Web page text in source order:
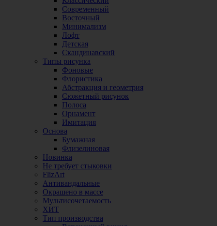
Современный
Восточный
Минимализм
Лофт
Детская
Скандинавский
Типы рисунка
Фоновые
Флористика
Абстракция и геометрия
Сюжетный рисунок
Полоса
Орнамент
Имитация
Основа
Бумажная
Флизелиновая
Новинка
Не требует стыковки
FlizArt
Антивандальные
Окрашено в массе
Мультисочетаемость
ХИТ
Тип производства